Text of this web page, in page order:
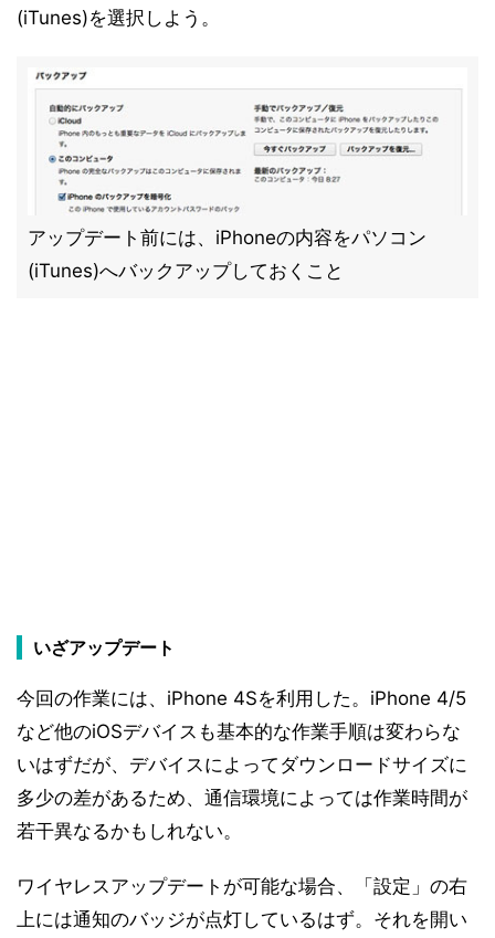
(iTunes)を選択しよう。
アップデート前には、iPhoneの内容をパソコン
(iTunes)へバックアップしておくこと
いざアップデート
今回の作業には、iPhone 4Sを利用した。iPhone 4/5
など他のiOSデバイスも基本的な作業手順は変わらな
いはずだが、デバイスによってダウンロードサイズに
多少の差があるため、通信環境によっては作業時間が
若干異なるかもしれない。
ワイヤレスアップデートが可能な場合、「設定」の右
上には通知のバッジが点灯しているはず。それを開い